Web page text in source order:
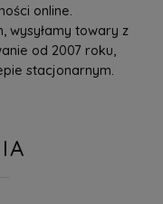
online.
wysyłamy towary z
od 2007 roku,
stacjonarnym.